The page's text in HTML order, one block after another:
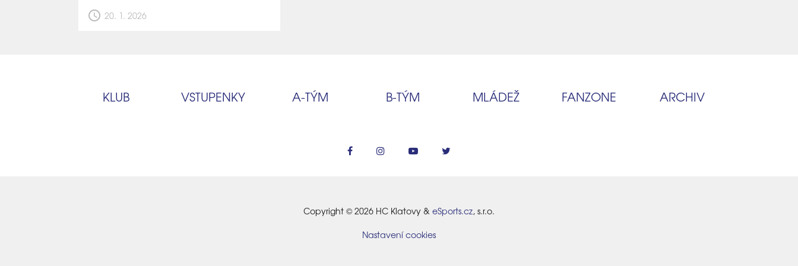
schedule 20. 1. 2026
KLUB VSTUPENKY A‑TÝM B‑TÝM MLÁDEŽ FANZONE ARCHIV
Copyright © 2026 HC Klatovy & eSports.cz, s.r.o.
Nastavení cookies